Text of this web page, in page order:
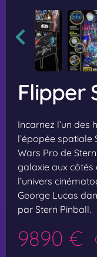
Flipper
Incarnez l’un
l’épopée
Wars Pro de
galaxie aux côtés
l’univers
George Lucas
par Stern Pinball.
9890 €